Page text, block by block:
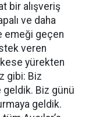
bir alışveriş
ve daha
emeği geçen
veren
yürekten
gibi: Biz
Biz günü
geldik.